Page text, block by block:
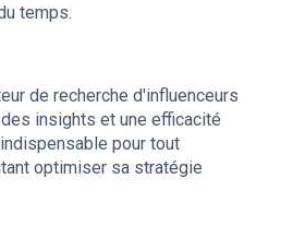
temps.
de recherche d'influenceurs
insights et une efficacité
pour tout
optimiser sa stratégie